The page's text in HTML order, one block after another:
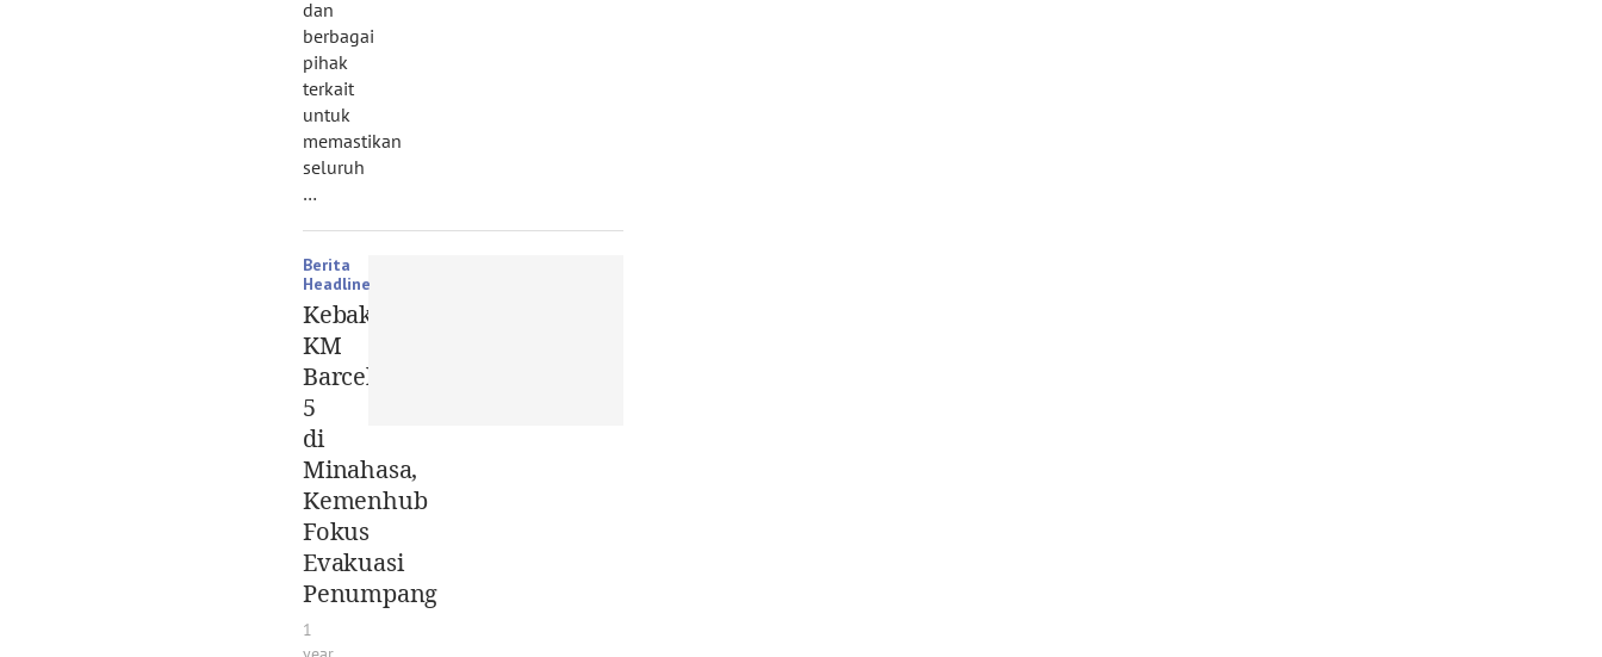
dan
berbagai
pihak
terkait
untuk
memastikan
seluruh
…
Berita
Headline
Kebakaran
KM
Barcelona
5
di
Minahasa,
Kemenhub
Fokus
Evakuasi
Penumpang
1